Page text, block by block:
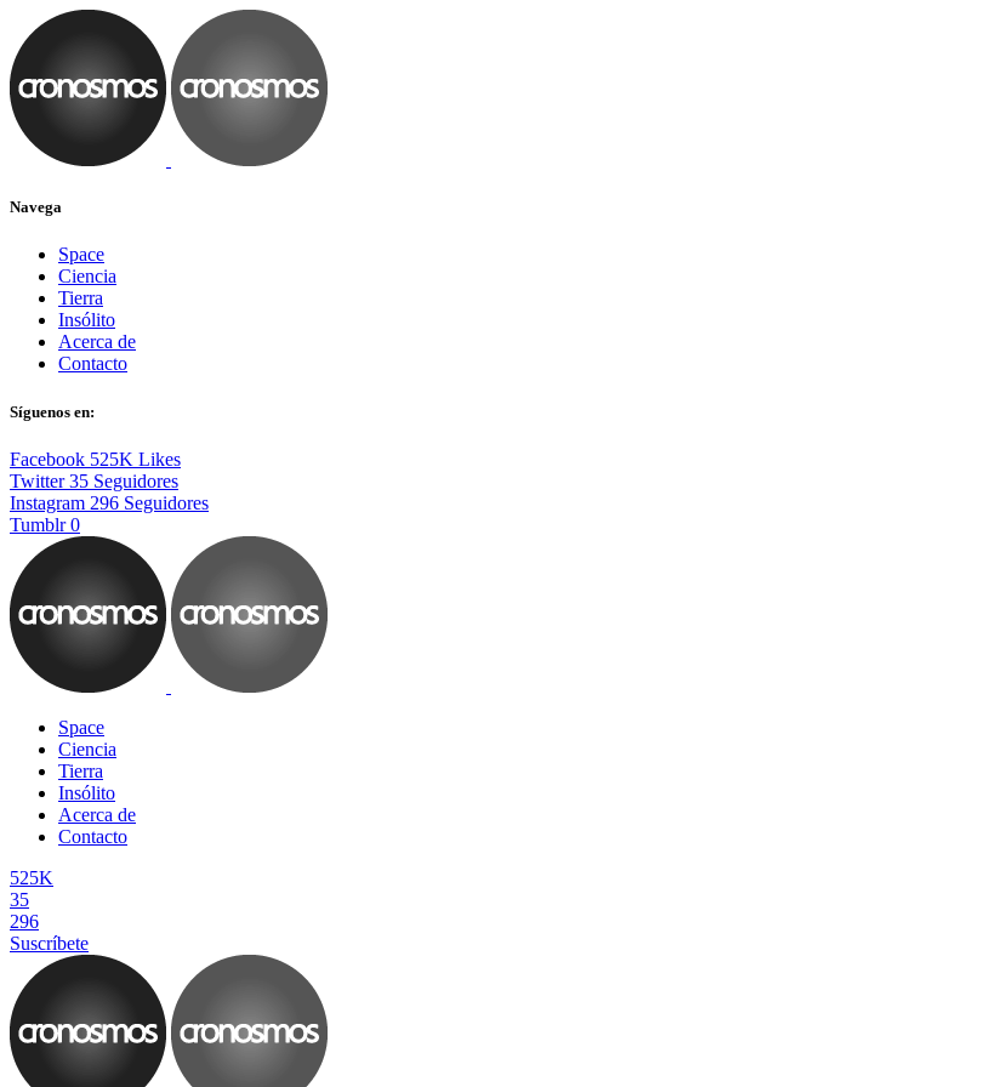
Navega
Space
Ciencia
Tierra
Insólito
Acerca de
Contacto
Síguenos en:
Facebook 525K Likes
Twitter 35 Seguidores
Instagram 296 Seguidores
Tumblr 0
Space
Ciencia
Tierra
Insólito
Acerca de
Contacto
525K
35
296
Suscríbete